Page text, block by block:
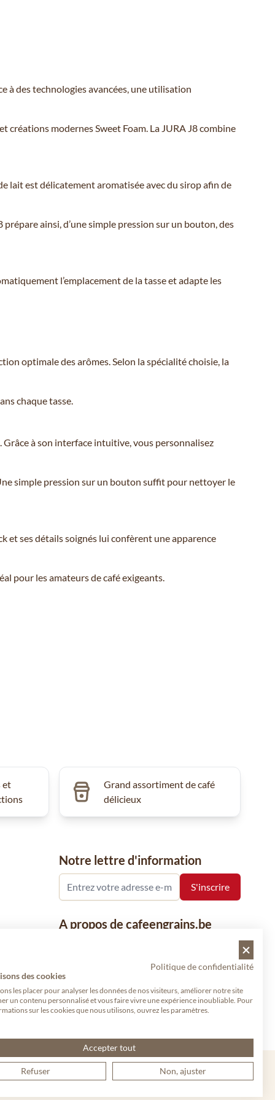
à des technologies avancées, une utilisation
créations modernes Sweet Foam. La JURA J8 combine
lait est délicatement aromatisée avec du sirop afin de
ainsi, d’une simple pression sur un bouton, des
l’emplacement de la tasse et adapte les
optimale des arômes. Selon la spécialité choisie, la
chaque tasse.
à son interface intuitive, vous personnalisez
simple pression sur un bouton suffit pour nettoyer le
et ses détails soignés lui confèrent une apparence
pour les amateurs de café exigeants.
et
Grand assortiment de café
délicieux
Notre lettre d'information
A propos de cafeengrains.be
de produits à base de café, de renommée
nationale et internationale, tels que le café,
les grains de café, le café moulu et les
dosettes de café, garants de qualité.
Politique de confidentialité
des cookies
les placer pour analyser les données de nos visiteurs, améliorer notre site
un contenu personnalisé et vous faire vivre une expérience inoubliable. Pour
sur les cookies que nous utilisons, ouvrez les paramètres.
Accepter tout
Refuser Non, ajuster